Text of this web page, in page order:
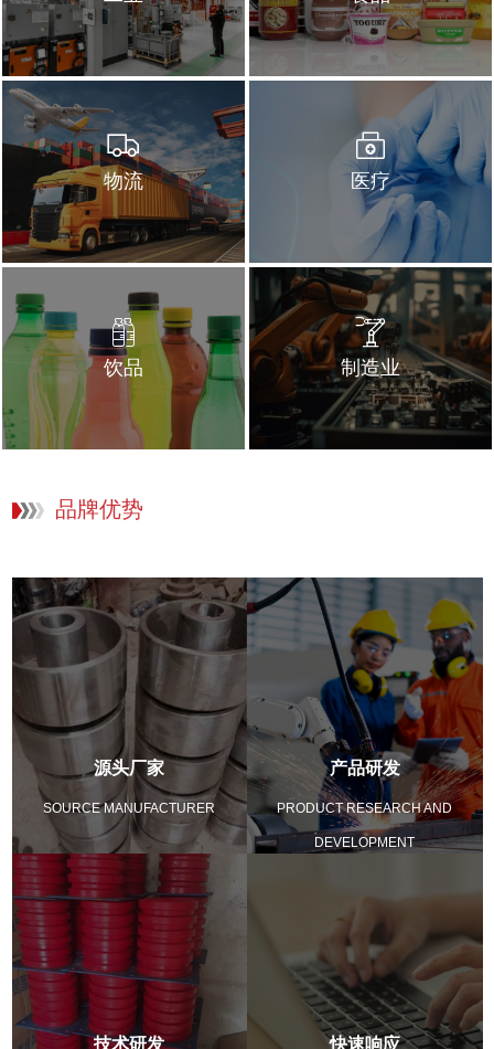
物流 医疗
饮品 制造业
品牌优势
源头厂家
SOURCE MANUFACTURER
产品研发
PRODUCT RESEARCH AND
DEVELOPMENT
技术研发 快速响应